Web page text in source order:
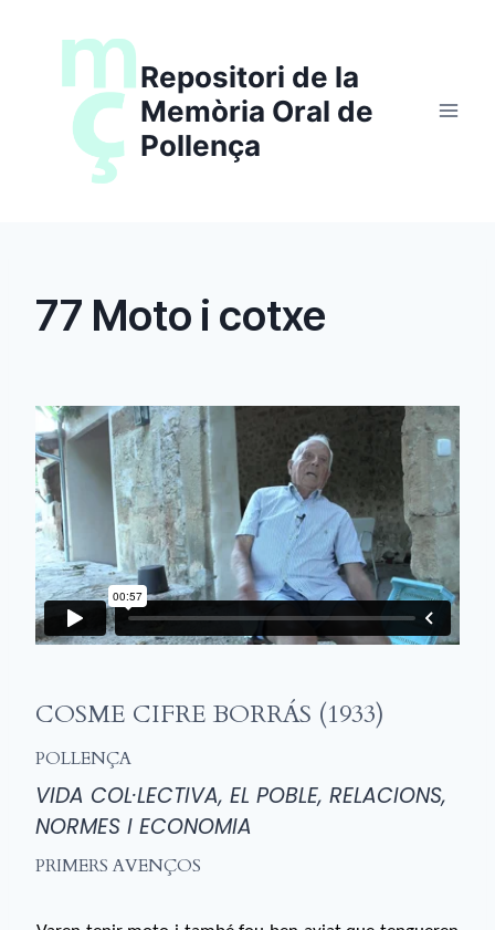
Repositori de la
Memòria Oral de
Pollença
77 Moto i cotxe
COSME CIFRE BORRÁS (1933)
POLLENÇA
VIDA COL·LECTIVA, EL POBLE, RELACIONS,
NORMES I ECONOMIA
PRIMERS AVENÇOS